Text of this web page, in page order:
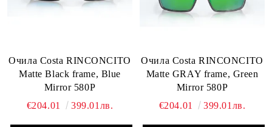
Очила Costa RINCONCITO
Matte Black frame, Blue
Mirror 580P
€204.01
399.01лв.
Очила Costa RINCONCITO
Matte GRAY frame, Green
Mirror 580P
€204.01
399.01лв.